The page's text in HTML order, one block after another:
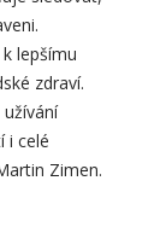
lepšímu
zdraví.
i celé
Zimen.